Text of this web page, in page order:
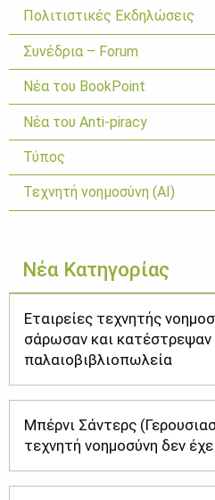
Πολιτιστικές Εκδηλώσεις
Συνέδρια – Forum
Νέα του BookPoint
Νέα του Anti-piracy
Τύπος
Τεχνητή νοημοσύνη (ΑΙ)
Νέα Κατηγορίας
Εταιρείες τεχνητής
σάρωσαν και κατέστρεψαν
παλαιοβιβλιοπωλεία
Μπέρνι Σάντερς
τεχνητή νοημοσύνη δεν